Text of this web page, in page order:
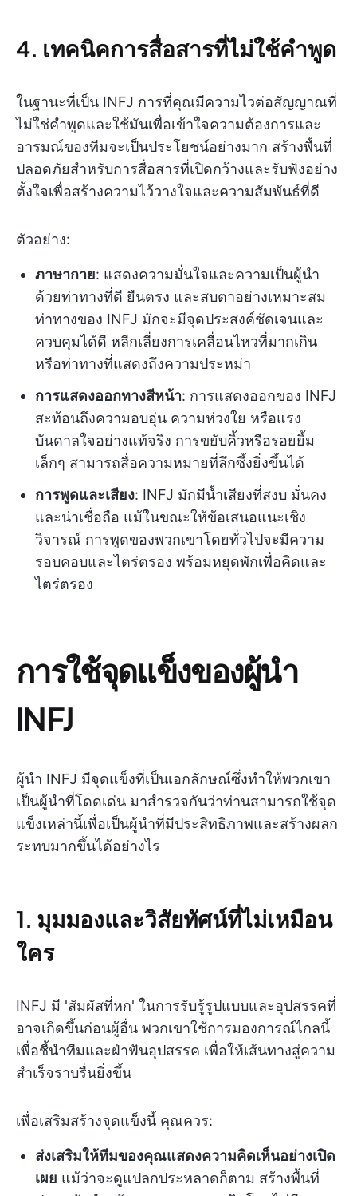
4. เทคนิคการสื่อสารที่ไม่ใช้คำพูด
ในฐานะที่เป็น INFJ การที่คุณมีความไวต่อสัญญาณที่
ไม่ใช่คำพูดและใช้มันเพื่อเข้าใจความต้องการและ
อารมณ์ของทีมจะเป็นประโยชน์อย่างมาก สร้างพื้นที่
ปลอดภัยสำหรับการสื่อสารที่เปิดกว้างและรับฟังอย่าง
ตั้งใจเพื่อสร้างความไว้วางใจและความสัมพันธ์ที่ดี
ตัวอย่าง:
ภาษากาย: แสดงความมั่นใจและความเป็นผู้นำ
ด้วยท่าทางที่ดี ยืนตรง และสบตาอย่างเหมาะสม
ท่าทางของ INFJ มักจะมีจุดประสงค์ชัดเจนและ
ควบคุมได้ดี หลีกเลี่ยงการเคลื่อนไหวที่มากเกิน
หรือท่าทางที่แสดงถึงความประหม่า
การแสดงออกทางสีหน้า: การแสดงออกของ INFJ
สะท้อนถึงความอบอุ่น ความห่วงใย หรือแรง
บันดาลใจอย่างแท้จริง การขยับคิ้วหรือรอยยิ้ม
เล็กๆ สามารถสื่อความหมายที่ลึกซึ้งยิ่งขึ้นได้
การพูดและเสียง: INFJ มักมีน้ำเสียงที่สงบ มั่นคง
และน่าเชื่อถือ แม้ในขณะให้ข้อเสนอแนะเชิง
วิจารณ์ การพูดของพวกเขาโดยทั่วไปจะมีความ
รอบคอบและไตร่ตรอง พร้อมหยุดพักเพื่อคิดและ
ไตร่ตรอง
การใช้จุดแข็งของผู้นำ
INFJ
ผู้นำ INFJ มีจุดแข็งที่เป็นเอกลักษณ์ซึ่งทำให้พวกเขา
เป็นผู้นำที่โดดเด่น มาสำรวจกันว่าท่านสามารถใช้จุด
แข็งเหล่านี้เพื่อเป็นผู้นำที่มีประสิทธิภาพและสร้างผลก
ระทบมากขึ้นได้อย่างไร
1. มุมมองและวิสัยทัศน์ที่ไม่เหมือน
ใคร
INFJ มี 'สัมผัสที่หก' ในการรับรู้รูปแบบและอุปสรรคที่
อาจเกิดขึ้นก่อนผู้อื่น พวกเขาใช้การมองการณ์ไกลนี้
เพื่อชี้นำทีมและฝ่าฟันอุปสรรค เพื่อให้เส้นทางสู่ความ
สำเร็จราบรื่นยิ่งขึ้น
เพื่อเสริมสร้างจุดแข็งนี้ คุณควร:
ส่งเสริมให้ทีมของคุณแสดงความคิดเห็นอย่างเปิด
เผย แม้ว่าจะดูแปลกประหลาดก็ตาม สร้างพื้นที่